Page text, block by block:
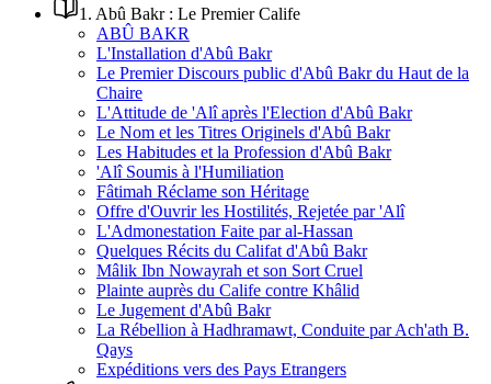
1 . Abû Bakr : Le Premier Calife
ABÛ BAKR
L'Installation d'Abû Bakr
Le Premier Discours public d'Abû Bakr du Haut de la
Chaire
L'Attitude de 'Alî après l'Election d'Abû Bakr
Le Nom et les Titres Originels d'Abû Bakr
Les Habitudes et la Profession d'Abû Bakr
'Alî Soumis à l'Humiliation
Fâtimah Réclame son Héritage
Offre d'Ouvrir les Hostilités, Rejetée par 'Alî
L'Admonestation Faite par al-Hassan
Quelques Récits du Califat d'Abû Bakr
Mâlik Ibn Nowayrah et son Sort Cruel
Plainte auprès du Calife contre Khâlid
Le Jugement d'Abû Bakr
La Rébellion à Hadhramawt, Conduite par Ach'ath B.
Qays
Expéditions vers des Pays Etrangers